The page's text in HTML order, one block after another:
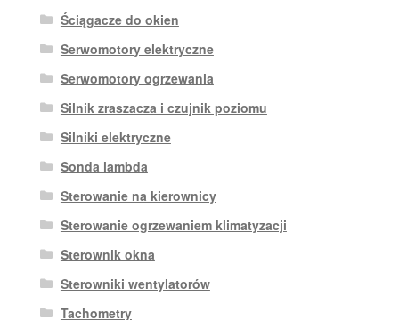
Ściągacze do okien
Serwomotory elektryczne
Serwomotory ogrzewania
Silnik zraszacza i czujnik poziomu
Silniki elektryczne
Sonda lambda
Sterowanie na kierownicy
Sterowanie ogrzewaniem klimatyzacji
Sterownik okna
Sterowniki wentylatorów
Tachometry